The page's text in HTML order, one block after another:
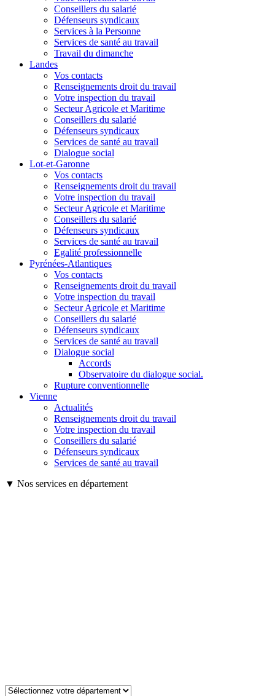
Conseillers du salarié
Défenseurs syndicaux
Services à la Personne
Services de santé au travail
Travail du dimanche
Landes
Vos contacts
Renseignements droit du travail
Votre inspection du travail
Secteur Agricole et Maritime
Conseillers du salarié
Défenseurs syndicaux
Services de santé au travail
Dialogue social
Lot-et-Garonne
Vos contacts
Renseignements droit du travail
Votre inspection du travail
Secteur Agricole et Maritime
Conseillers du salarié
Défenseurs syndicaux
Services de santé au travail
Egalité professionnelle
Pyrénées-Atlantiques
Vos contacts
Renseignements droit du travail
Votre inspection du travail
Secteur Agricole et Maritime
Conseillers du salarié
Défenseurs syndicaux
Services de santé au travail
Dialogue social
Accords
Observatoire du dialogue social.
Rupture conventionnelle
Vienne
Actualités
Renseignements droit du travail
Votre inspection du travail
Conseillers du salarié
Défenseurs syndicaux
Services de santé au travail
▼ Nos services en département